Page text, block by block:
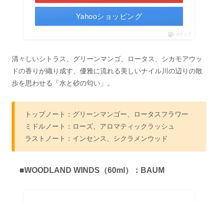
Yahooショッピング
ポチップ
清々しいシトラス、グリーンマンゴ、ロータス、シカモアウッ
ドの香りが織り成す、優雅に流れる美しいナイル川の辺りの散
歩を思わせる「水と砂の匂い」。
トップノート：グリーンマンゴー、ロータスフラワー
ミドルノート：ローズ、アロマティックラッシュ
ラストノート：インセンス、シクラメンウッド
■WOODLAND WINDS（60ml）：BAUM